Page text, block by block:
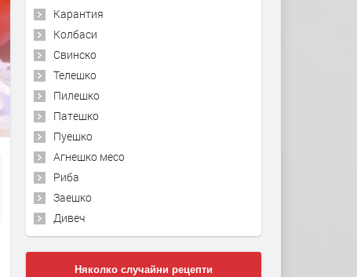
Карантия
Колбаси
Свинско
Телешко
Пилешко
Патешко
Пуешко
Агнешко месо
Риба
Заешко
Дивеч
Няколко случайни рецепти